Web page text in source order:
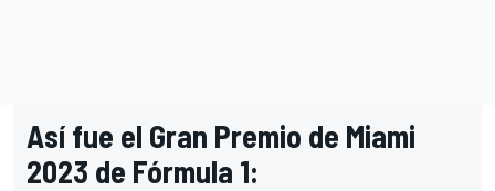
Así fue el Gran Premio de Miami
2023 de Fórmula 1: